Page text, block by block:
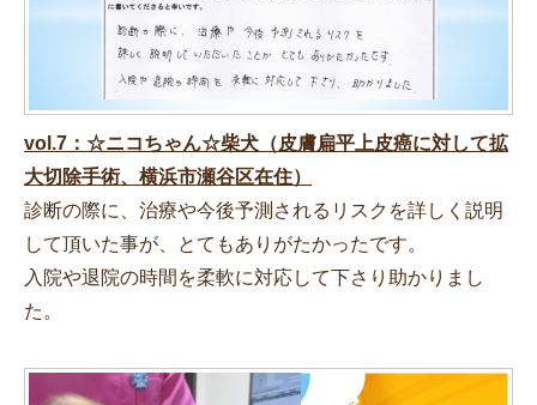
vol.7：☆ニコちゃん☆柴犬（皮膚扁平上皮癌に対して拡
大切除手術、横浜市瀬谷区在住）
診断の際に、治療や今後予測されるリスクを詳しく説明
して頂いた事が、とてもありがたかったです。
入院や退院の時間を柔軟に対応して下さり助かりまし
た。